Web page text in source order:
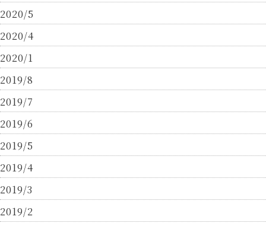
2020/5
2020/4
2020/1
2019/8
2019/7
2019/6
2019/5
2019/4
2019/3
2019/2